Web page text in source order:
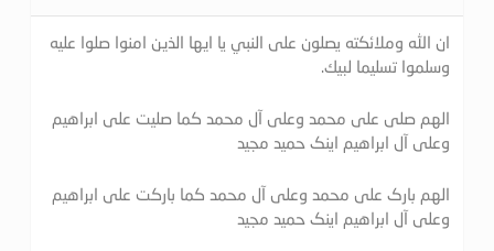
ان الله وملائكته يصلون على النبي يا ايها الذين امنوا صلوا عليه
وسلموا تسليما لبيك.
الهم صلی علی محمد وعلی آل محمد کما صلیت علی ابراهیم
وعلی آل ابراهیم اینک حمید مجید
الهم بارک علی محمد وعلی آل محمد کما بارکت علی ابراهیم
وعلی آل ابراهیم اینک حمید مجید